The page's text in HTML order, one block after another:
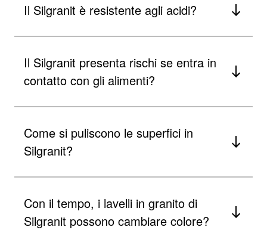
Il Silgranit è resistente agli acidi?
Il Silgranit presenta rischi se entra in
contatto con gli alimenti?
Come si puliscono le superfici in
Silgranit?
Con il tempo, i lavelli in granito di
Silgranit possono cambiare colore?